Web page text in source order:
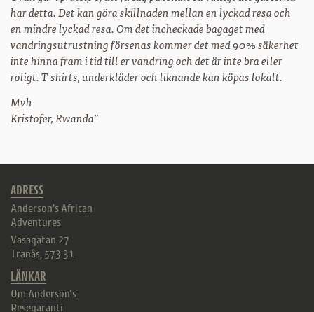
har detta. Det kan göra skillnaden mellan en lyckad resa och
en mindre lyckad resa. Om det incheckade bagaget med
vandringsutrustning försenas kommer det med 90% säkerhet
inte hinna fram i tid till er vandring och det är inte bra eller
roligt. T-shirts, underkläder och liknande kan köpas lokalt.
Mvh
Kristofer, Rwanda”
ADRESS
Anderson's African
Adventures
Vasagatan 27
Tranås 573 31
LÄNKAR
Om Anderson’s
Resegaranti